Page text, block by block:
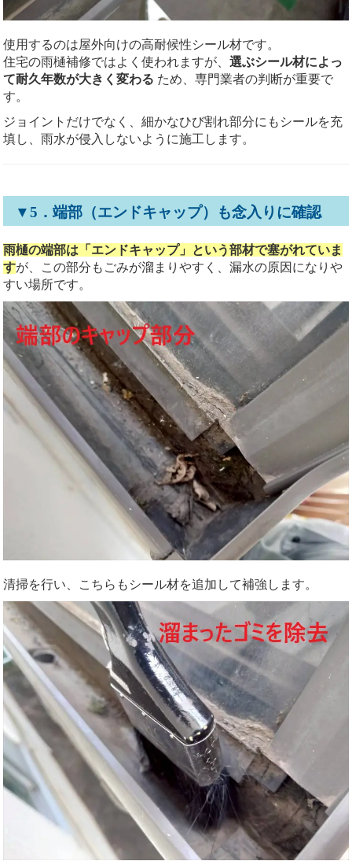
使用するのは屋外向けの高耐候性シール材です。
住宅の雨樋補修ではよく使われますが、選ぶシール材によっ
て耐久年数が大きく変わる ため、専門業者の判断が重要で
す。
ジョイントだけでなく、細かなひび割れ部分にもシールを充
填し、雨水が侵入しないように施工します。
▼5．端部（エンドキャップ）も念入りに確認
雨樋の端部は「エンドキャップ」という部材で塞がれていま
すが、この部分もごみが溜まりやすく、漏水の原因になりや
すい場所です。
清掃を行い、こちらもシール材を追加して補強します。